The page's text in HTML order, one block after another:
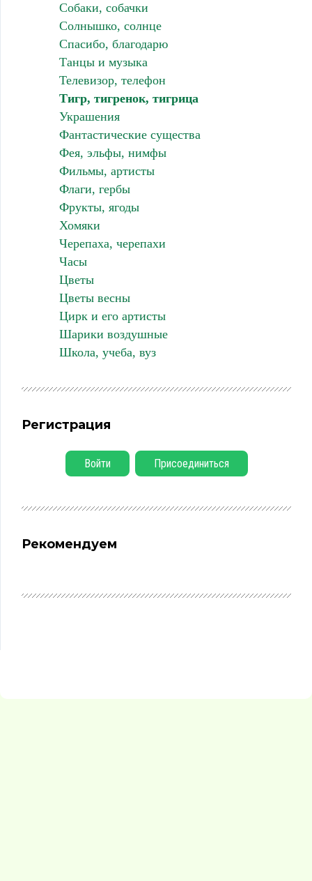
Собаки, собачки
Солнышко, солнце
Спасибо, благодарю
Танцы и музыка
Телевизор, телефон
Тигр, тигренок, тигрица
Украшения
Фантастические существа
Фея, эльфы, нимфы
Фильмы, артисты
Флаги, гербы
Фрукты, ягоды
Хомяки
Черепаха, черепахи
Часы
Цветы
Цветы весны
Цирк и его артисты
Шарики воздушные
Школа, учеба, вуз
Регистрация
Войти Присоединиться
Рекомендуем